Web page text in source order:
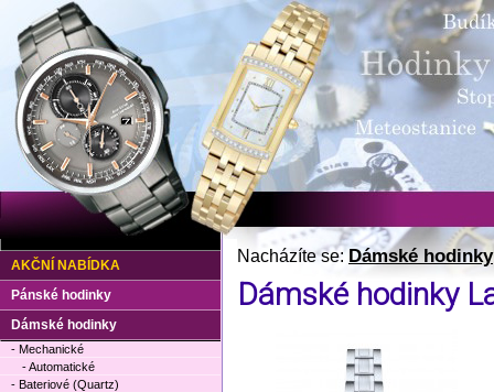
Nacházíte se:Dámské hodinky
Dámské hodinky
AKČNÍ NABÍDKA
Pánské hodinky
Dámské hodinky
- Mechanické
- Automatické
- Bateriové (Quartz)